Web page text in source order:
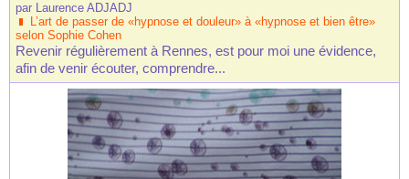
par Laurence ADJADJ
L’art de passer de «hypnose et douleur» à «hypnose et bien être»
selon Sophie Cohen
Revenir régulièrement à Rennes, est pour moi une évidence,
afin de venir écouter, comprendre...